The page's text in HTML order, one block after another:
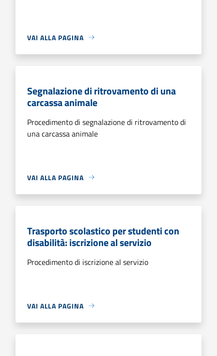
VAI ALLA PAGINA
Segnalazione di ritrovamento di una
carcassa animale
Procedimento di segnalazione di ritrovamento di
una carcassa animale
VAI ALLA PAGINA
Trasporto scolastico per studenti con
disabilità: iscrizione al servizio
Procedimento di iscrizione al servizio
VAI ALLA PAGINA